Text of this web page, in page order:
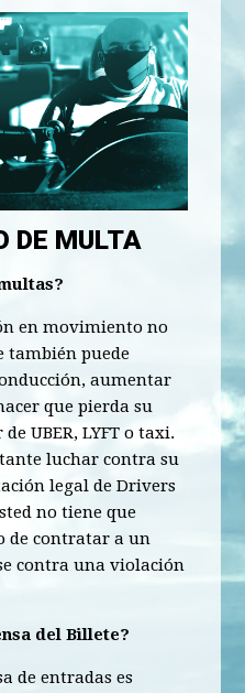
DE MULTA
en movimiento no
también puede
aumentar
que pierda su
UBER, LYFT o taxi.
luchar contra su
legal de Drivers
no tiene que
de contratar a un
contra una violación
del Billete?
de entradas es